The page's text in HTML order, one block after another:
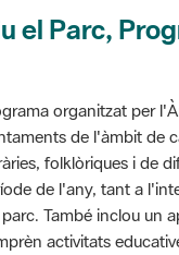
el Parc,
organitzat per
de l'àmbit de
folklòriques i de
de l'any, tant a
També inclou un
activitats